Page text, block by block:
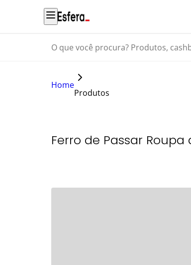
O que você procura? Produtos, cashback,
Home
Produtos
Ferro de Passar Roupa